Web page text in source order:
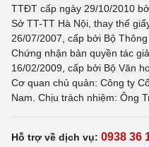
TTĐT cấp ngày 29/10/2010
Sở TT-TT Hà Nội, thay thế
26/07/2007, cấp bởi Bộ
Chứng nhận bản quyền tác
16/02/2009, cấp bởi Bộ Văn
Cơ quan chủ quản: Công ty
Nam. Chịu trách nhiệm: Ông
Hỗ trợ về dịch vụ: 0938 36